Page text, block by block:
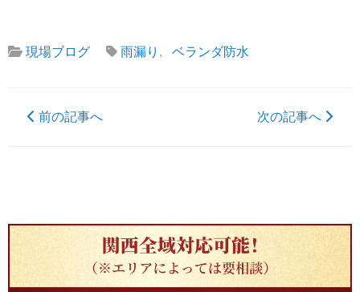
現場ブログ 雨漏り , ベランダ防水
前の記事へ 次の記事へ